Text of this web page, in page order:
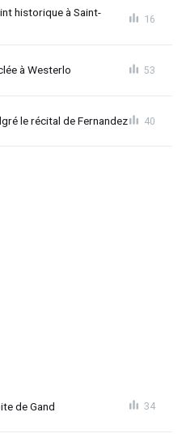
historique à Saint-
16
à Westerlo 53
le récital de Fernandez 40
de Gand 34